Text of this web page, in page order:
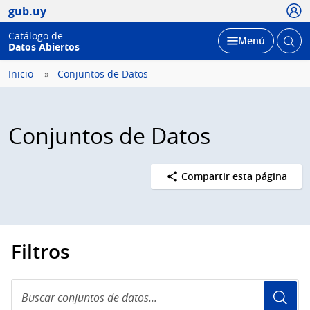
gub.uy
Catálogo de
Datos Abiertos
Desplegar
Menú Abrir
Inicio Conjuntos de Datos
Conjuntos de Datos
Compartir esta página
Filtros
conjuntos